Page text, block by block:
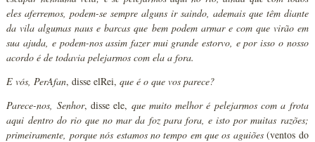
eles aferremos, podem-se sempre alguns ir saindo, ademais que têm diante
da vila algumas naus e barcas que bem podem armar e com que virão em
sua ajuda, e podem-nos assim fazer mui grande estorvo, e por isso o nosso
acordo é de todavia pelejarmos com ela a fora.
E vós, PerAfan, disse elRei,que é o que vos parece?
Parece-nos, Senhor, disse ele, que muito melhor é pelejarmos com a frota
aqui dentro do rio que no mar da foz para fora, e isto por muitas razões;
primeiramente, porque nós estamos no tempo em que os aguiões(ventos do